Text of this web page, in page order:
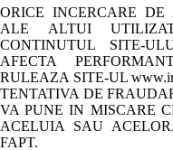
ORICE INCERCARE DE
ALE ALTUI
CONTINUTUL SITE-
AFECTA
RULEAZA SITE-UL
TENTATIVA DE
VA PUNE IN MISCARE
ACELUIA SAU
FAPT.